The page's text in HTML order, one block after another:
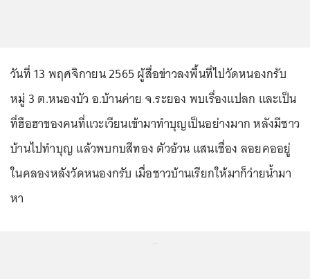
วันที่ 13 พฤศจิกายน 2565 ผู้สื่อข่าวลงพื้นที่ไปวัดหนองกรับ
หมู่ 3 ต.หนองบัว อ.บ้านค่าย จ.ระยอง พบเรื่องแปลก และเป็น
ที่ฮือฮาของคนที่แวะเวียนเข้ามาทำบุญเป็นอย่างมาก หลังมีชาว
บ้านไปทำบุญ แล้วพบกบสีทอง ตัวอ้วน แสนเชื่อง ลอยคออยู่
ในคลองหลังวัดหนองกรับ เมื่อชาวบ้านเรียกให้มาก็ว่ายน้ำมา
หา